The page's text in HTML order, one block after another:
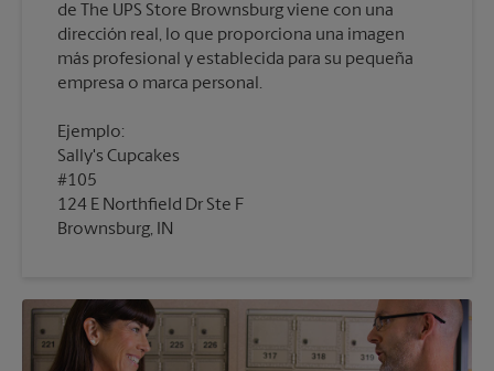
de The UPS Store Brownsburg viene con una
dirección real, lo que proporciona una imagen
más profesional y establecida para su pequeña
empresa o marca personal.
Ejemplo:
Sally's Cupcakes
#105
124 E Northfield Dr Ste F
Brownsburg, IN